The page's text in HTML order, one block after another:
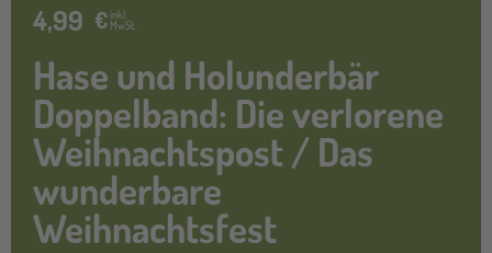
4,99 €inkl.
MwSt.
Hase und Holunderbär
Doppelband: Die verlorene
Weihnachtspost / Das
wunderbare
Weihnachtsfest